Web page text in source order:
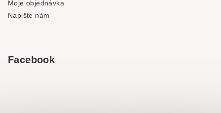
Moje objednávka
Napište nám
Facebook